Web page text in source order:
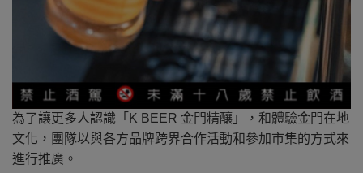
為了讓更多人認識「K BEER 金門精釀」，和體驗金門在地
文化，團隊以與各方品牌跨界合作活動和參加市集的方式來
進行推廣。